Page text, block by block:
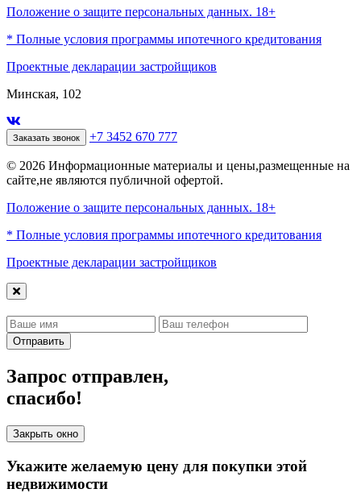
Положение о защите персональных данных. 18+
* Полные условия программы ипотечного кредитования
Проектные декларации застройщиков
Минская, 102
Заказать звонок +7 3452 670 777
© 2026 Информационные материалы и цены,размещенные на
сайте,не являются публичной офертой.
Положение о защите персональных данных. 18+
* Полные условия программы ипотечного кредитования
Проектные декларации застройщиков
Отправить
Запрос отправлен,
спасибо!
Закрыть окно
Укажите желаемую цену для покупки этой
недвижимости